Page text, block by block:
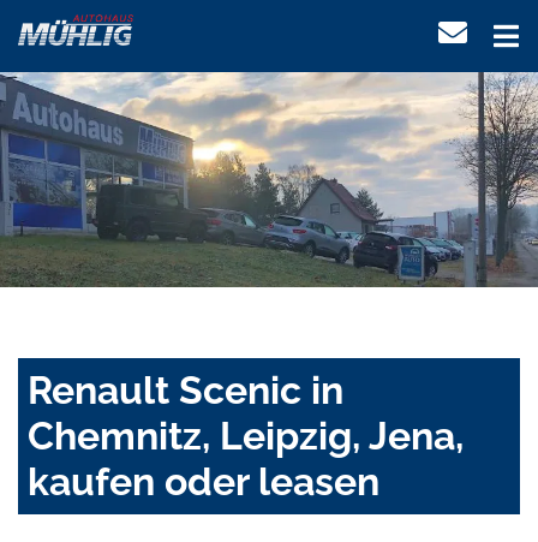
Renault Scenic in
Chemnitz, Leipzig, Jena,
kaufen oder leasen